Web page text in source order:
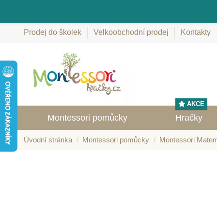
Prodej do školek Velkoobchodní prodej Kontakty
Montessori pomůcky Hračky
AKCE
Úvodní stránka Montessori pomůcky Montessori